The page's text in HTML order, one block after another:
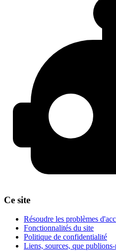
Ce site
Résoudre les problèmes
Fonctionnalités du site
Politique de confidentialité
Liens, sources, que